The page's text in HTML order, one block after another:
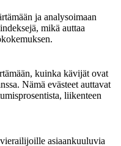
ja analysoimaan
mikä auttaa
kuinka kävijät ovat
Nämä evästeet auttavat
liikenteen
asiaankuuluvia